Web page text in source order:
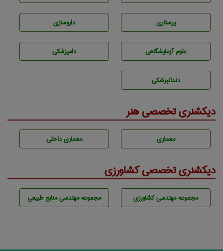
پرستاری داروسازی
علوم آزمايشگاهی دامپزشكی
دندانپزشكی
دیکشنری تخصصی هنر
معماری معماری داخلی
دیکشنری تخصصی کشاورزی
مجموعه مهندسی كشاورزی مجموعه مهندسی منابع طبيعی